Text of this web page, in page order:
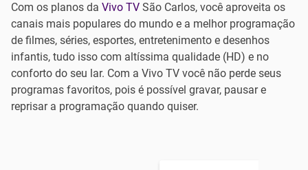
Com os planos da Vivo TV São Carlos, você aproveita os
canais mais populares do mundo e a melhor programação
de filmes, séries, esportes, entretenimento e desenhos
infantis, tudo isso com altíssima qualidade (HD) e no
conforto do seu lar. Com a Vivo TV você não perde seus
programas favoritos, pois é possível gravar, pausar e
reprisar a programação quando quiser.